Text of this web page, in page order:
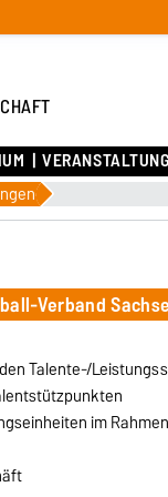
Verband
Talente-/
im